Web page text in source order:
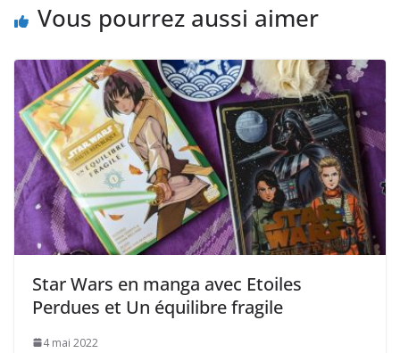
Vous pourrez aussi aimer
Star Wars en manga avec Etoiles
Perdues et Un équilibre fragile
4 mai 2022